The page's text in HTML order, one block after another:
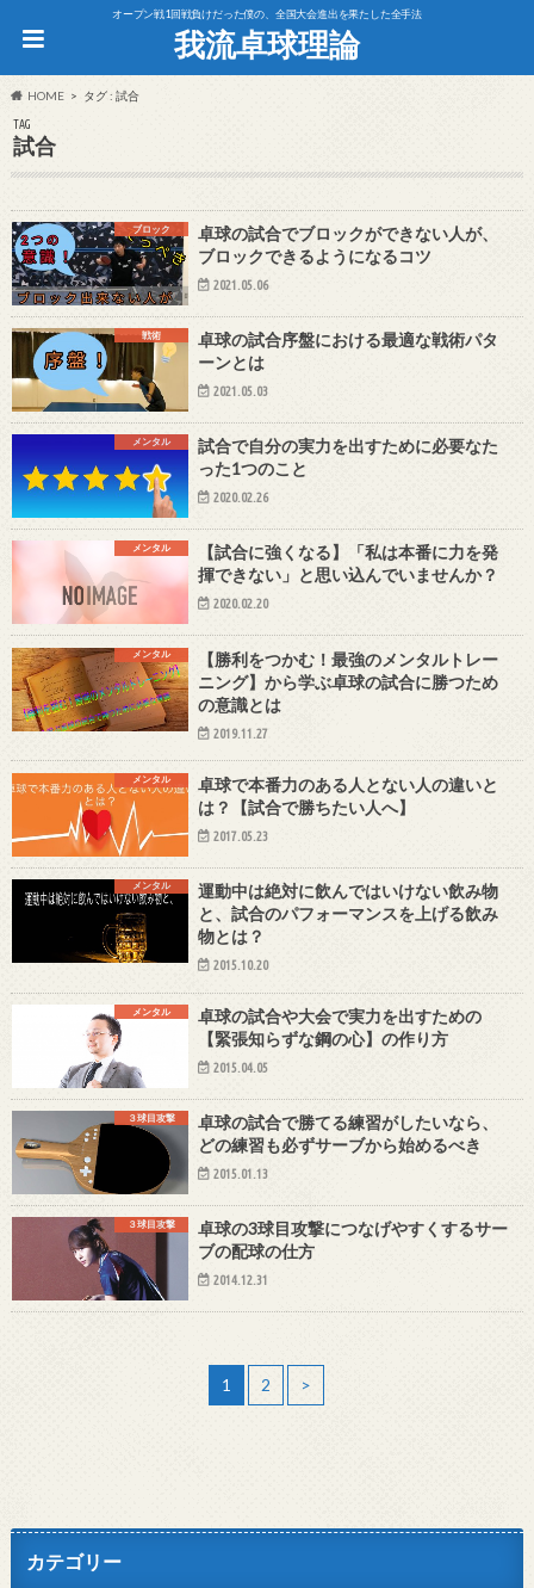
オープン戦1回戦負けだった僕の、全国大会進出を果たした全手法
我流卓球理論
HOME タグ : 試合
TAG
試合
ブロック
卓球の試合でブロックができない人が、
ブロックできるようになるコツ
2021.05.06
戦術
卓球の試合序盤における最適な戦術パタ
ーンとは
2021.05.03
メンタル
試合で自分の実力を出すために必要なた
った1つのこと
2020.02.26
メンタル
【試合に強くなる】「私は本番に力を発
揮できない」と思い込んでいませんか？
2020.02.20
メンタル
【勝利をつかむ！最強のメンタルトレー
ニング】から学ぶ卓球の試合に勝つため
の意識とは
2019.11.27
メンタル
卓球で本番力のある人とない人の違いと
は？【試合で勝ちたい人へ】
2017.05.23
メンタル
運動中は絶対に飲んではいけない飲み物
と、試合のパフォーマンスを上げる飲み
物とは？
2015.10.20
メンタル
卓球の試合や大会で実力を出すための
【緊張知らずな鋼の心】の作り方
2015.04.05
３球目攻撃
卓球の試合で勝てる練習がしたいなら、
どの練習も必ずサーブから始めるべき
2015.01.13
３球目攻撃
卓球の3球目攻撃につなげやすくするサー
ブの配球の仕方
2014.12.31
1 2 >
カテゴリー